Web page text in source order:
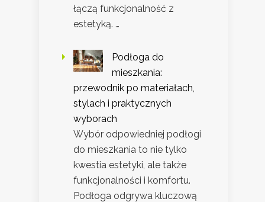
łączą funkcjonalność z
estetyką. …
Podłoga do
mieszkania:
przewodnik po materiałach,
stylach i praktycznych
wyborach
Wybór odpowiedniej podłogi
do mieszkania to nie tylko
kwestia estetyki, ale także
funkcjonalności i komfortu.
Podłoga odgrywa kluczową